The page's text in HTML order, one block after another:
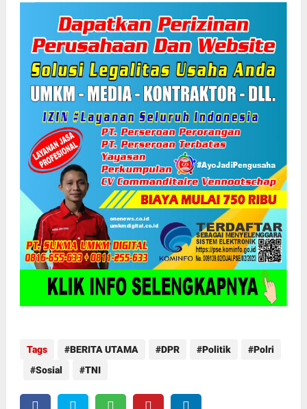
Tags BERITA UTAMA DPR Politik
Polri
Sosial
TNI